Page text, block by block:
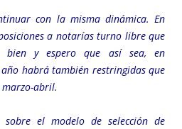
con la misma dinámica. En
a notarías turno libre que
bien y espero que así sea, en
habrá también restringidas que
marzo-abril.
el modelo de selección de